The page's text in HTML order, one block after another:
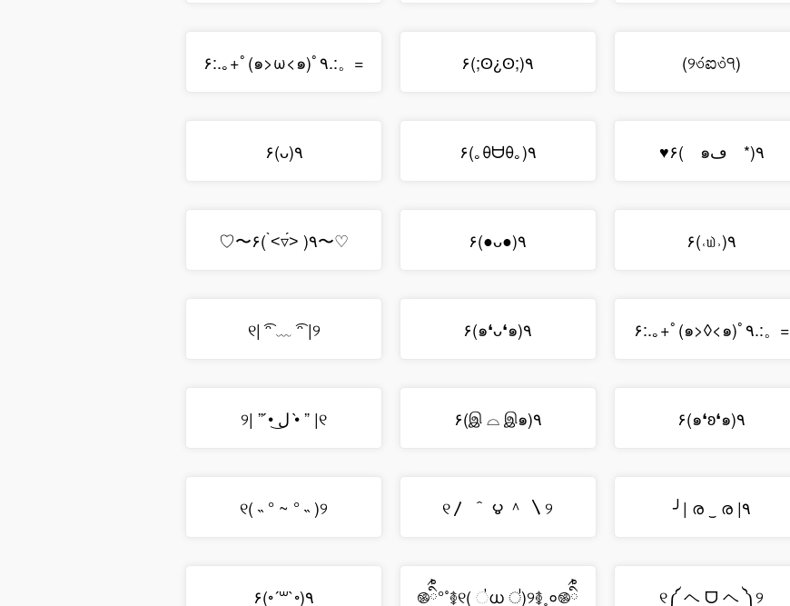
(୨৩́ಐ৩̀੧) ٩(;ʘ¿ʘ;)۶ =。:.ﾟ٩(๑>ω<๑)۶:.｡+ﾟ
٩(*ゝڡゝ๑)۶♥ ٩(｡θᗨθ｡)۶ ٩(ᴗ)۶
۹(˒௰˓)۶ ٩(●ᴗ●)۶ ♡〜٩( ˃́▿˂̀ )۶〜♡
=。:.ﾟ٩(๑>◊<๑)۶:.｡+ﾟ ٩(๑❛ᴗ❛๑)۶ ୧| ͡ᵔ ﹏ ͡ᵔ |୨
٩(๑❛ʚ❛๑)۶ ٩(இ ⌓ இ๑)۶ ୧| ” •̀ ل͜ •́ ” |୨
٩| ര ‿ ര |╯ ୧〳 ＾ ౪ ＾ 〵୨
୧( ˵ ° ~ ° ˵ )୨
୧༼ ヘ ᗜ ヘ ༽୨
࿌ིྀ྇°˚࿅୧( ॑ധ ॑)୨࿅˳०࿌ིྀ྇ ٩(◦`꒳´◦)۶